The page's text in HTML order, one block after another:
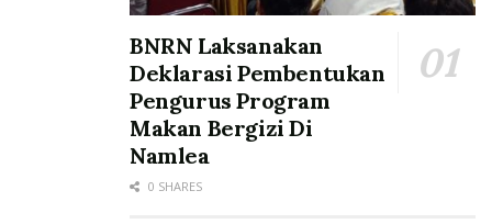
BNRN Laksanakan
Deklarasi Pembentukan
Pengurus Program
Makan Bergizi Di
Namlea
0 SHARES